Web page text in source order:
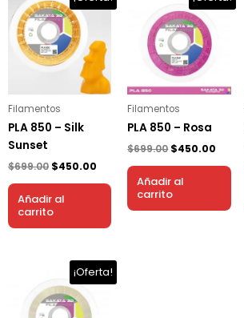
Filamentos
PLA 850 – Silk
Sunset
$699.00
precio
original
era:
$699.00.
$450.00
precio
$450.00.
Añadir al
carrito
Filamentos
PLA 850 – Rosa
$699.00
precio
original
era:
$699.00.
$450.00
precio
Añadir al
carrito
¡Oferta!
precio
original
era:
El
precio